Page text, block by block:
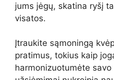
jums jėgų, skatina ryšį
visatos.
Įtraukite sąmoningą
pratimus, tokius kaip
harmonizuotumėte